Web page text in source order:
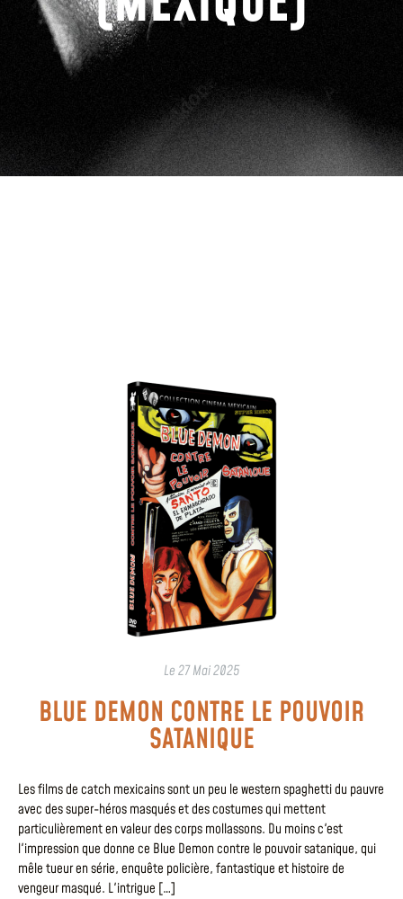
Le27 Mai 2025
BLUE DEMON CONTRE LE POUVOIR
SATANIQUE
Les films de catch mexicains sont un peu le western spaghetti du pauvre
avec des super-héros masqués et des costumes qui mettent
particulièrement en valeur des corps mollassons. Du moins c'est
l'impression que donne ce Blue Demon contre le pouvoir satanique, qui
mêle tueur en série, enquête policière, fantastique et histoire de
vengeur masqué. L'intrigue […]